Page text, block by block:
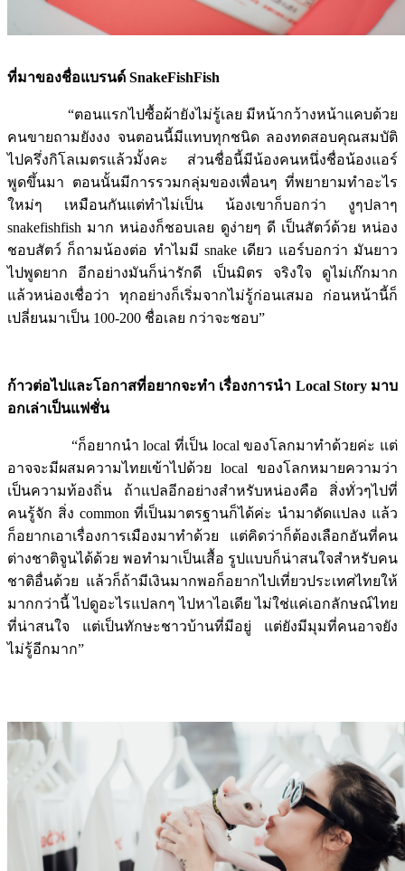
ที่มาของชื่อแบรนด์ SnakeFishFish
“ตอนแรกไปซื้อผ้ายังไม่รู้เลย มีหน้ากว้างหน้าแคบด้วย
คนขายถามยังงง จนตอนนี้มีแทบทุกชนิด ลองทดสอบคุณสมบัติ
ไปครึ่งกิโลเมตรแล้วมั้งคะ ส่วนชื่อนี้มีน้องคนหนึ่งชื่อน้องแอร์
พูดขึ้นมา ตอนนั้นมีการรวมกลุ่มของเพื่อนๆ ที่พยายามทำอะไร
ใหม่ๆ เหมือนกันแต่ทำไม่เป็น น้องเขาก็บอกว่า งูๆปลาๆ
snakefishfish มาก หน่องก็ชอบเลย ดูง่ายๆ ดี เป็นสัตว์ด้วย หน่อง
ชอบสัตว์ ก็ถามน้องต่อ ทำไมมี snake เดียว แอร์บอกว่า มันยาว
ไปพูดยาก อีกอย่างมันก็น่ารักดี เป็นมิตร จริงใจ ดูไม่เก๊กมาก
แล้วหน่องเชื่อว่า ทุกอย่างก็เริ่มจากไม่รู้ก่อนเสมอ ก่อนหน้านี้ก็
เปลี่ยนมาเป็น 100-200 ชื่อเลย กว่าจะชอบ”
ก้าวต่อไปและโอกาสที่อยากจะทำ เรื่องการนำ Local Story มาบ
อกเล่าเป็นแฟชั่น
“ก็อยากนำ local ที่เป็น local ของโลกมาทำด้วยค่ะ แต่
อาจจะมีผสมความไทยเข้าไปด้วย local ของโลกหมายความว่า
เป็นความท้องถิ่น ถ้าแปลอีกอย่างสำหรับหน่องคือ สิ่งทั่วๆไปที่
คนรู้จัก สิ่ง common ที่เป็นมาตรฐานก็ได้ค่ะ นำมาดัดแปลง แล้ว
ก็อยากเอาเรื่องการเมืองมาทำด้วย แต่คิดว่าก็ต้องเลือกอันที่คน
ต่างชาติจูนได้ด้วย พอทำมาเป็นเสื้อ รูปแบบก็น่าสนใจสำหรับคน
ชาติอื่นด้วย แล้วก็ถ้ามีเงินมากพอก็อยากไปเที่ยวประเทศไทยให้
มากกว่านี้ ไปดูอะไรแปลกๆ ไปหาไอเดีย ไม่ใช่แค่เอกลักษณ์ไทย
ที่น่าสนใจ แต่เป็นทักษะชาวบ้านที่มีอยู่ แต่ยังมีมุมที่คนอาจยัง
ไม่รู้อีกมาก”